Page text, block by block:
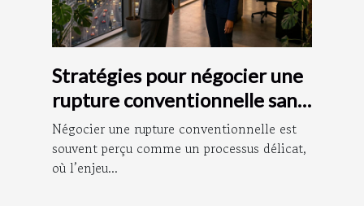
Stratégies pour négocier une
rupture conventionnelle sans
litige
Négocier une rupture conventionnelle est
souvent perçu comme un processus délicat,
où l’enjeu...